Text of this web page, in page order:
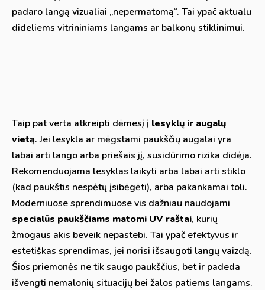
padaro langą vizualiai „nepermatomą“. Tai ypač aktualu
dideliems vitrininiams langams ar balkonų stiklinimui.
Taip pat verta atkreipti dėmesį į lesyklų ir augalų
vietą. Jei lesykla ar mėgstami paukščių augalai yra
labai arti lango arba priešais jį, susidūrimo rizika didėja.
Rekomenduojama lesyklas laikyti arba labai arti stiklo
(kad paukštis nespėtų įsibėgėti), arba pakankamai toli.
Moderniuose sprendimuose vis dažniau naudojami
specialūs paukščiams matomi UV raštai, kurių
žmogaus akis beveik nepastebi. Tai ypač efektyvus ir
estetiškas sprendimas, jei norisi išsaugoti langų vaizdą.
Šios priemonės ne tik saugo paukščius, bet ir padeda
išvengti nemalonių situacijų bei žalos patiems langams.